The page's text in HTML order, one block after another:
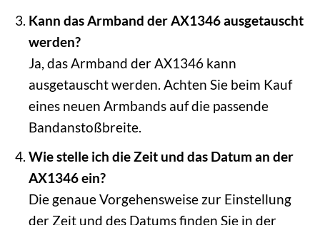
Kann das Armband der AX1346 ausgetauscht
werden?
Ja, das Armband der AX1346 kann
ausgetauscht werden. Achten Sie beim Kauf
eines neuen Armbands auf die passende
Bandanstoßbreite.
Wie stelle ich die Zeit und das Datum an der
AX1346 ein?
Die genaue Vorgehensweise zur Einstellung
der Zeit und des Datums finden Sie in der